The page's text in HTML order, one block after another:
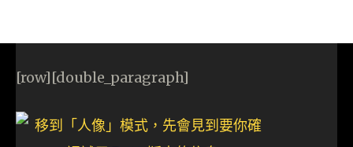
[row][double_paragraph]